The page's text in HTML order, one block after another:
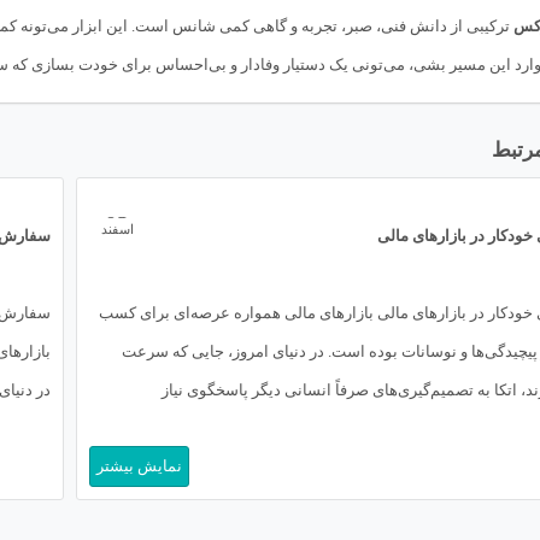
ترکیبی از دانش فنی، صبر، تجربه و گاهی کمی شانس است. این ابزار می‌تونه
وارد این مسیر بشی، می‌تونی یک دستیار وفادار و بی‌احساس برای خودت بسازی که
همواره عرصه‌ای برای کسب
امروز، جایی که سرعت
پاسخگوی نیاز
اسفند سفارش برنامه نویسی ربات تریدر: دروازه‌ای
سفارش برنامه نویسی ربات تریدر: دروازه‌ای به
بازارهای مالی جهانی، عرصه‌ای پر از فرصت و
در دنیای امروز که سرعت حرف اول را می‌زند،